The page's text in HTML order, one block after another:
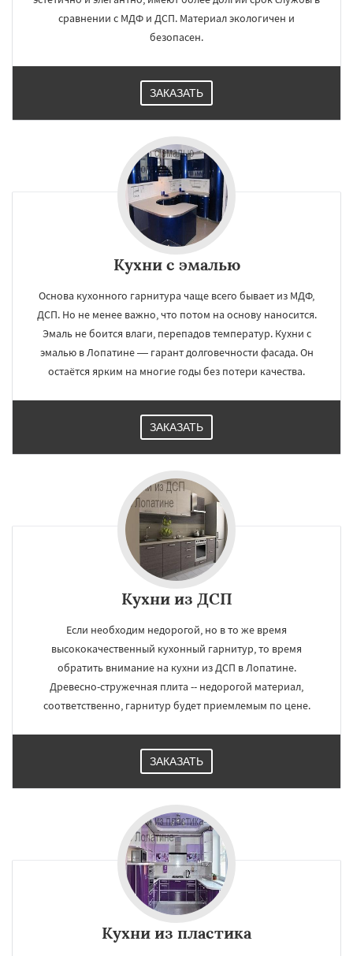
Работаем по
Менделеевск
Михнево Монино Нахабино
Некрасовское Обухово Октябрьский
Правдинский Решетниково Родники
Томилино Тучково Уваровка Удельная
Фряново Хорлово
Шаховская
сравнении с МДФ и ДСП. Материал экологичен и
безопасен.
ЗАКАЗАТЬ
Кухни с эмалью
Основа кухонного гарнитура чаще всего бывает из МДФ,
ДСП. Но не менее важно, что потом на основу наносится.
Эмаль не боится влаги, перепадов температур. Кухни с
эмалью в Лопатине — гарант долговечности фасада. Он
остаётся ярким на многие годы без потери качества.
ЗАКАЗАТЬ
Кухни из ДСП
Если необходим недорогой, но в то же время
высококачественный кухонный гарнитур, то время
обратить внимание на кухни из ДСП в Лопатине.
Древесно-стружечная плита -- недорогой материал,
соответственно, гарнитур будет приемлемым по цене.
ЗАКАЗАТЬ
Кухни из пластика
УЗНАТЬ ПОДРОБНЕЕ
Даю согласие на обработку персональных данных